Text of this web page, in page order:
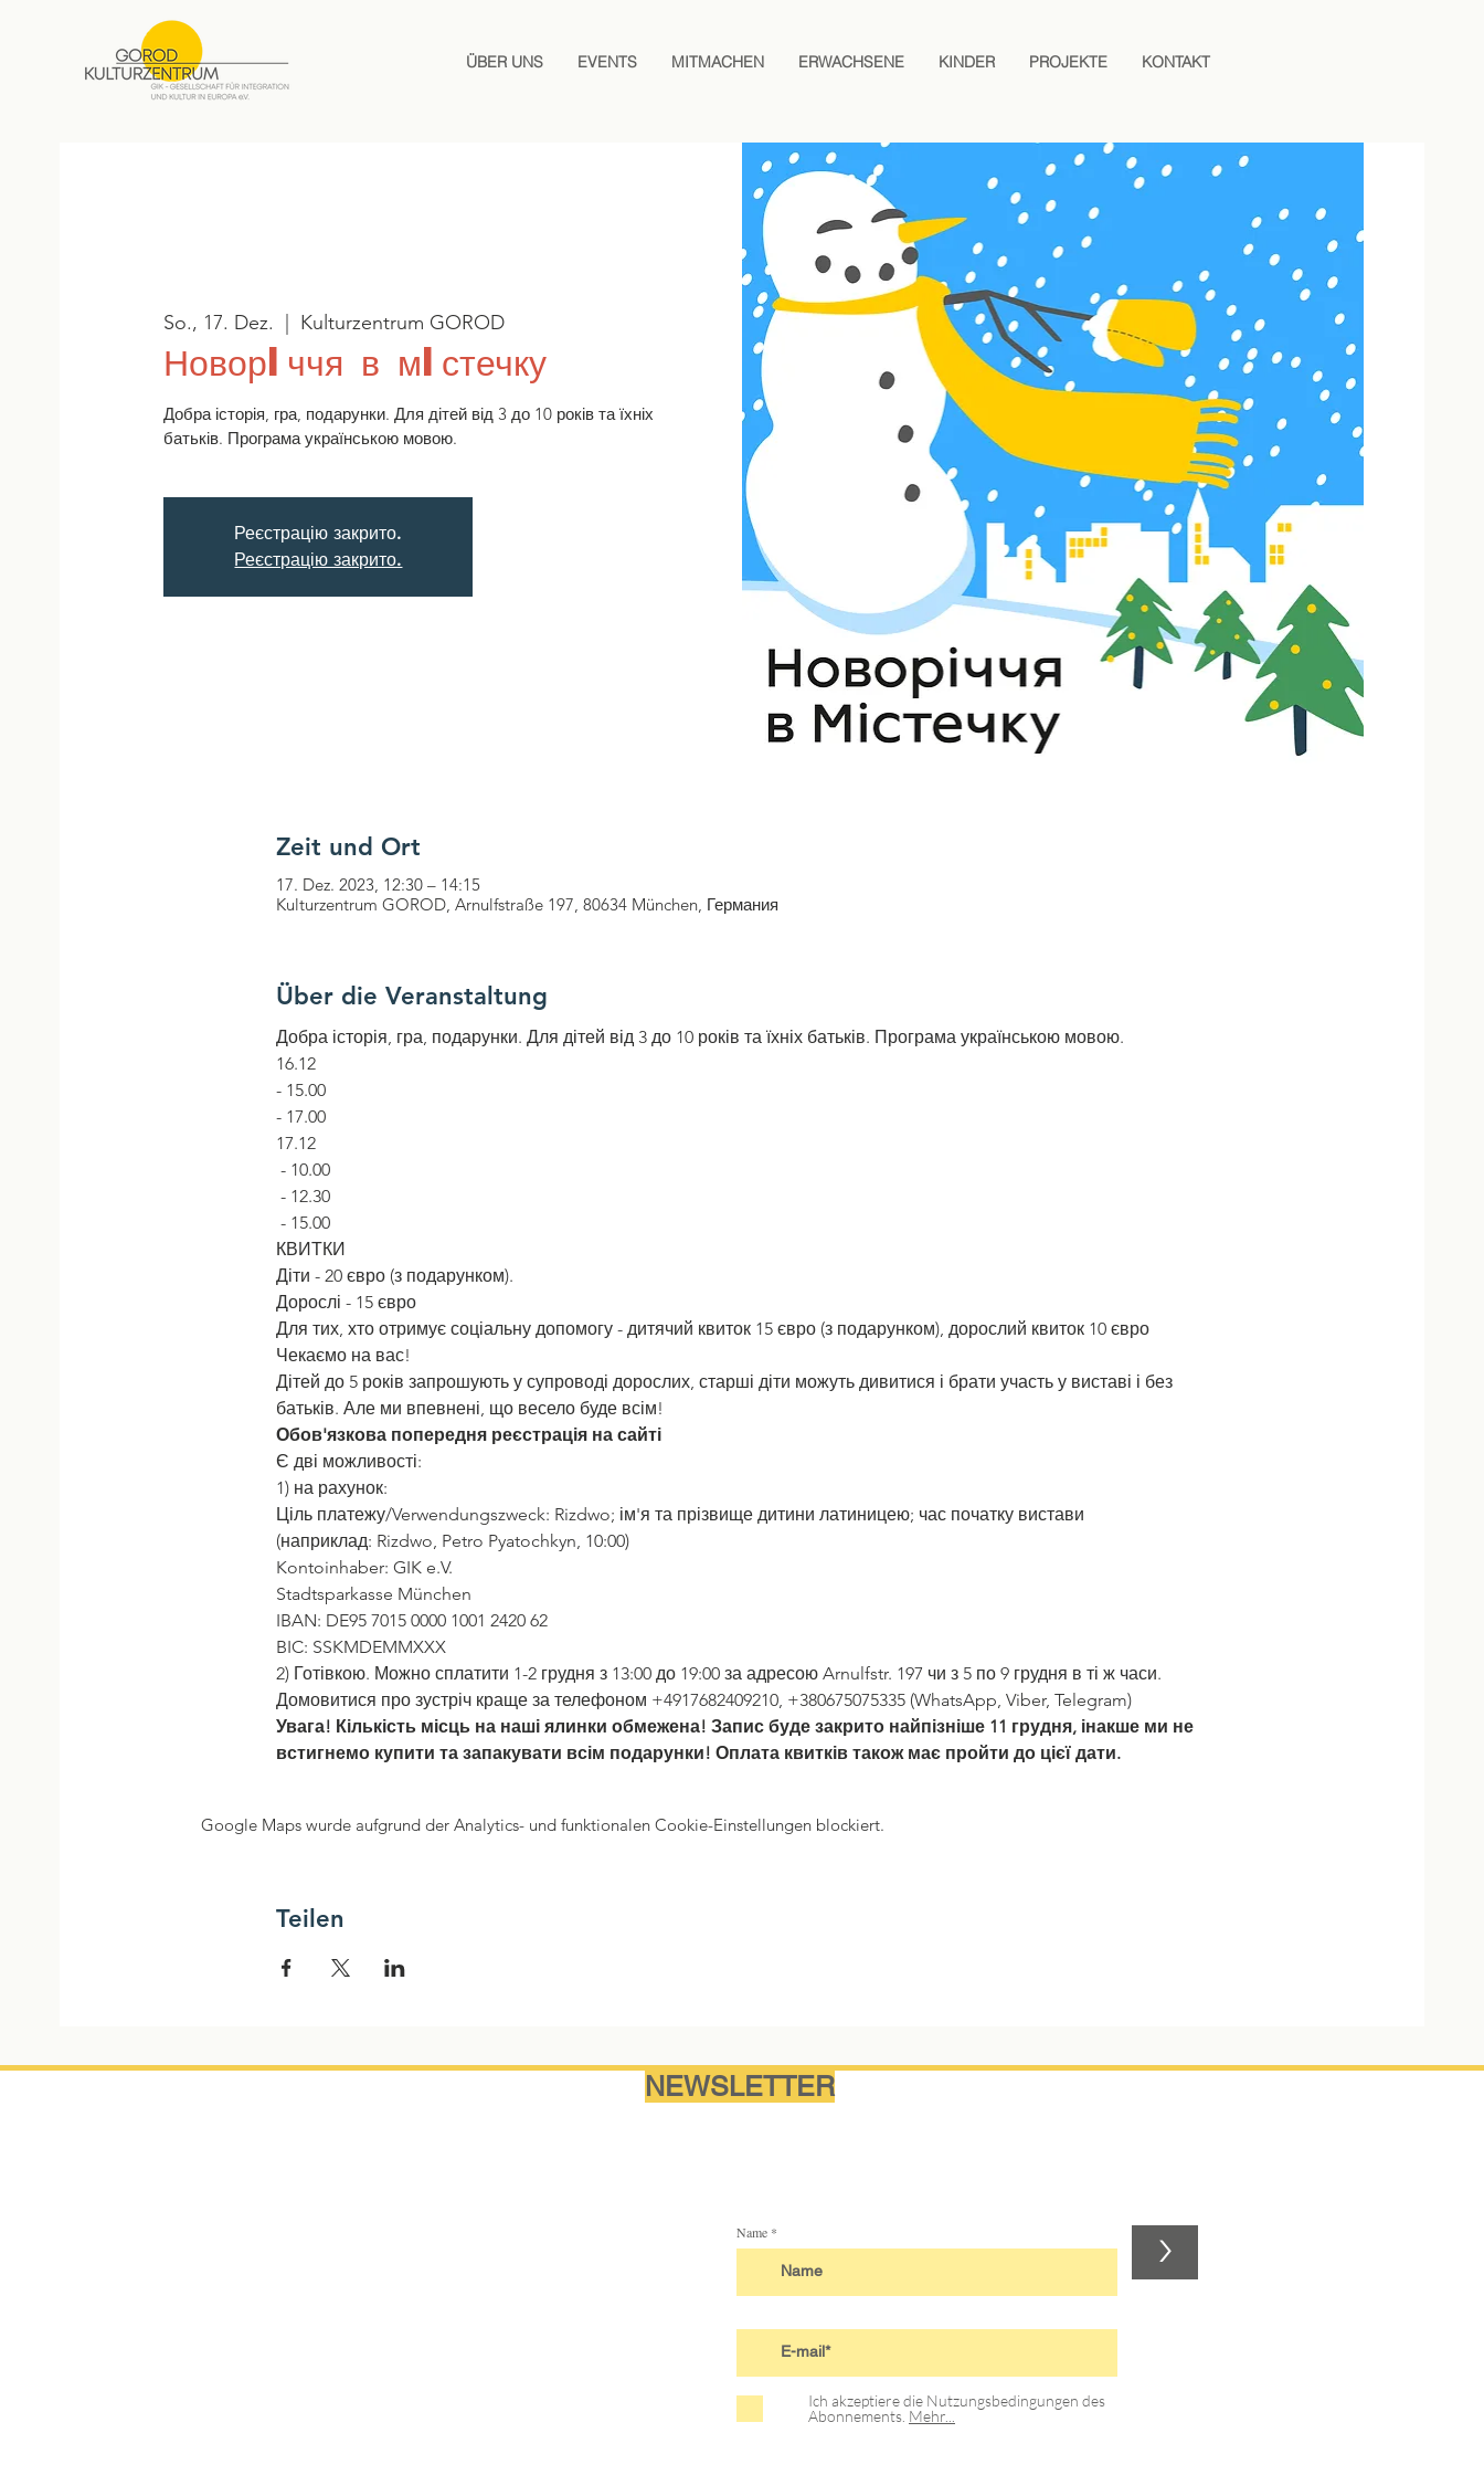
ÜBER UNS EVENTS MITMACHEN ERWACHSENE KINDER PROJEKTE KONTAKT
So., 17. Dez. Kulturzentrum GOROD
Новорiччя в мiстечку
Добра історія, гра, подарунки. Для дітей від 3 до 10 років та їхніх
батьків. Програма українською мовою.
Реєстрацію закрито.
Реєстрацію закрито.
Zeit und Ort
17. Dez. 2023, 12:30 – 14:15
Kulturzentrum GOROD, Arnulfstraße 197, 80634 München, Германия
Über die Veranstaltung
Добра історія, гра, подарунки. Для дітей від 3 до 10 років та їхніх батьків. Програма українською мовою.
16.12
- 15.00
- 17.00
17.12
- 10.00
- 12.30
- 15.00
КВИТКИ
Діти - 20 євро (з подарунком).
Дорослі - 15 євро
Для тих, хто отримує соціальну допомогу - дитячий квиток 15 євро (з подарунком), дорослий квиток 10 євро
Чекаємо на вас!
Дітей до 5 років запрошують у супроводі дорослих, старші діти можуть дивитися і брати участь у виставі і без
батьків. Але ми впевнені, що весело буде всім!
Обов'язкова попередня реєстрація на сайті
Є дві можливості:
1) на рахунок:
Ціль платежу/Verwendungszweck: Rizdwo; ім'я та прізвище дитини латиницею; час початку вистави
(наприклад: Rizdwo, Petro Pyatochkyn, 10:00)
Kontoinhaber: GIK e.V.
Stadtsparkasse München
IBAN: DE95 7015 0000 1001 2420 62
BIC: SSKMDEMMXXX
2) Готівкою. Можно сплатити 1-2 грудня з 13:00 до 19:00 за адресою Arnulfstr. 197 чи з 5 по 9 грудня в ті ж часи.
Домовитися про зустріч краще за телефоном +4917682409210, +380675075335 (WhatsApp, Viber, Telegram)
Увага! Кількість місць на наші ялинки обмежена! Запис буде закрито найпізніше 11 грудня, інакше ми не
встигнемо купити та запакувати всім подарунки! Оплата квитків також має пройти до цієї дати.
Google Maps wurde aufgrund der Analytics- und funktionalen Cookie-Einstellungen blockiert.
Teilen
NEWSLETTER
Name >
Ich akzeptiere die Nutzungsbedingungen des
Abonnements. Mehr...